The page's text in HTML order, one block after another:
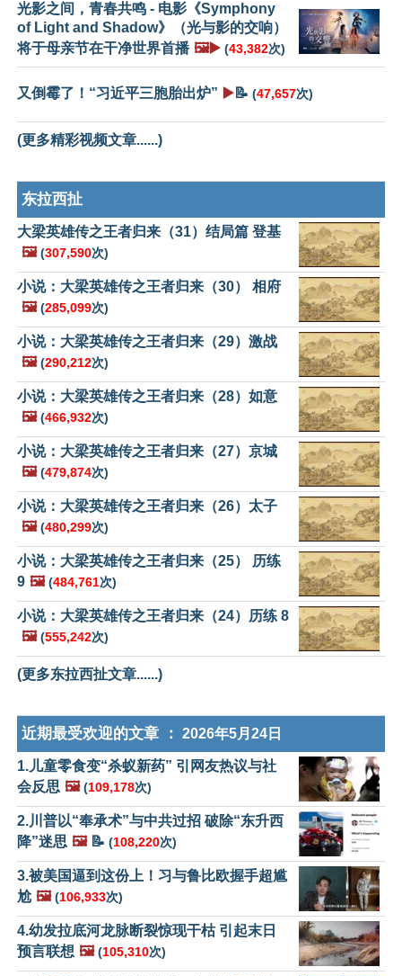
光影之间，青春共鸣 - 电影《Symphony
of Light and Shadow》（光与影的交响）
将于母亲节在干净世界首播 🖼️▶️ (43,382次)
又倒霉了！“习近平三胞胎出炉” ▶️📝 (47,657次)
(更多精彩视频文章......)
东拉西扯
大梁英雄传之王者归来（31）结局篇 登基
🖼️ (307,590次)
小说：大梁英雄传之王者归来（30） 相府
🖼️ (285,099次)
小说：大梁英雄传之王者归来（29）激战
🖼️ (290,212次)
小说：大梁英雄传之王者归来（28）如意
🖼️ (466,932次)
小说：大梁英雄传之王者归来（27）京城
🖼️ (479,874次)
小说：大梁英雄传之王者归来（26）太子
🖼️ (480,299次)
小说：大梁英雄传之王者归来（25） 历练
9 🖼️ (484,761次)
小说：大梁英雄传之王者归来（24）历练 8
🖼️ (555,242次)
(更多东拉西扯文章......)
近期最受欢迎的文章 ： 2026年5月24日
1.儿童零食变“杀蚁新药” 引网友热议与社
会反思 🖼️ (109,178次)
2.川普以“奉承术”与中共过招 破除“东升西
降”迷思 🖼️📝 (108,220次)
3.被美国逼到这份上！习与鲁比欧握手超尴
尬 🖼️ (106,933次)
4.幼发拉底河龙脉断裂惊现干枯 引起末日
预言联想 🖼️ (105,310次)